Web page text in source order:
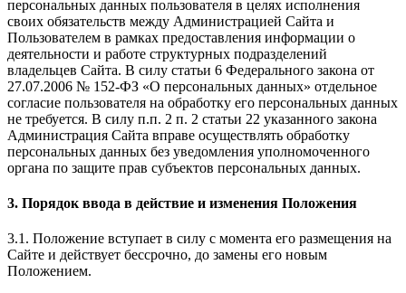
персональных данных пользователя в целях исполнения
своих обязательств между Администрацией Сайта и
Пользователем в рамках предоставления информации о
деятельности и работе структурных подразделений
владельцев Сайта. В силу статьи 6 Федерального закона от
27.07.2006 № 152-ФЗ «О персональных данных» отдельное
согласие пользователя на обработку его персональных данных
не требуется. В силу п.п. 2 п. 2 статьи 22 указанного закона
Администрация Сайта вправе осуществлять обработку
персональных данных без уведомления уполномоченного
органа по защите прав субъектов персональных данных.
3. Порядок ввода в действие и изменения Положения
3.1. Положение вступает в силу с момента его размещения на
Сайте и действует бессрочно, до замены его новым
Положением.